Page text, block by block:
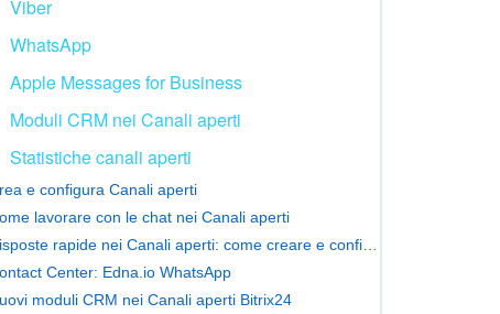
Viber
WhatsApp
Apple Messages for Business
Moduli CRM nei Canali aperti
Statistiche canali aperti
e configura Canali aperti
lavorare con le chat nei Canali aperti
Center: Edna.io WhatsApp
moduli CRM nei Canali aperti Bitrix24